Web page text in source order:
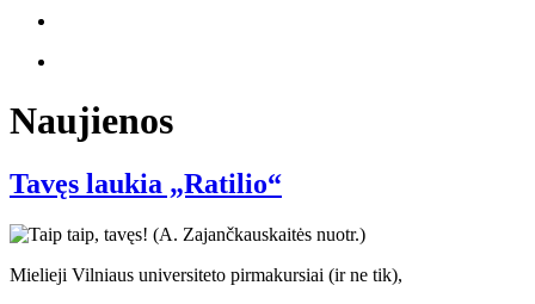
Naujienos
Tavęs laukia „Ratilio“
Mielieji Vilniaus universiteto pirmakursiai (ir ne tik),